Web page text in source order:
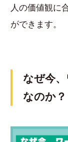
人の価値観に
ができます。
なぜ今
なのか？